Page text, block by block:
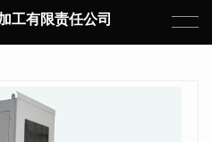
工有限责任公司